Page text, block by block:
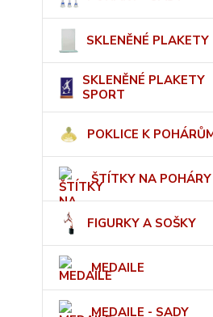
SKLENĚNÉ PLAKETY
SKLENĚNÉ PLAKETY
SPORT
POKLICE K
ŠTÍTKY NA POHÁRY
FIGURKY A SOŠKY
MEDAILE
MEDAILE - SADY